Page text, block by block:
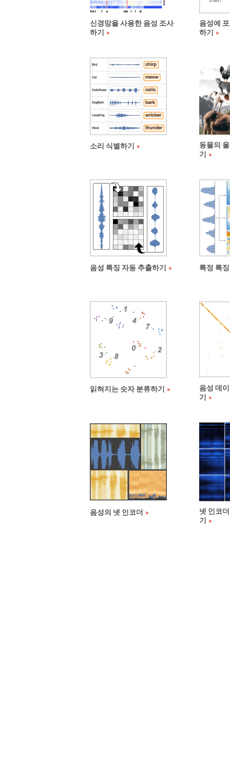
신경망을 사용한 음성 조사
하기
음성에
하기
소리 식별하기
동물의
기
음성 특징 자동 추출하기 특정 특
읽혀지는 숫자 분류하기
음성 데
기
음성의 넷 인코더
넷 인코
기